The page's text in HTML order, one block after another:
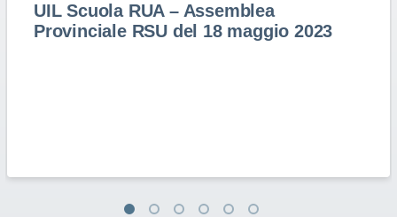
UIL Scuola RUA – Assemblea
Provinciale RSU del 18 maggio 2023